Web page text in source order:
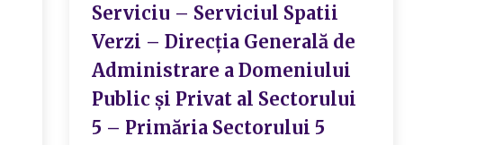
Serviciu – Serviciul Spatii
Verzi – Direcția Generală de
Administrare a Domeniului
Public și Privat al Sectorului
5 – Primăria Sectorului 5